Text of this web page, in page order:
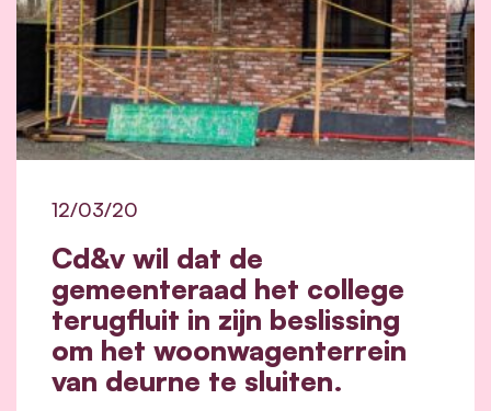
Cd&v wil dat de
gemeenteraad het college
terugfluit in zijn beslissing
om het woonwagenterrein
van deurne te sluiten.
12/03/20